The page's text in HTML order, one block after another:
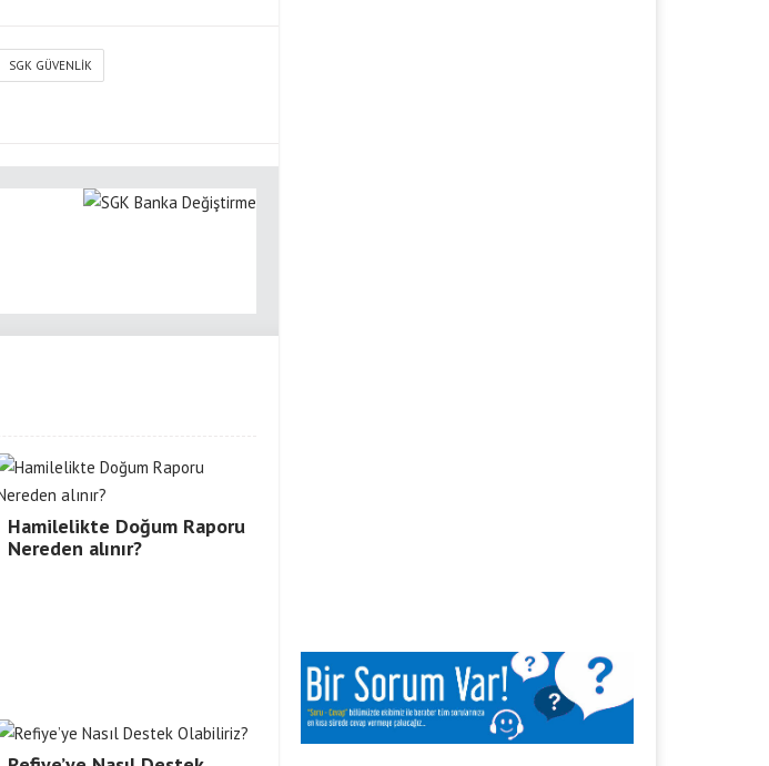
SGK GÜVENLIK
Hamilelikte Doğum Raporu
Nereden alınır?